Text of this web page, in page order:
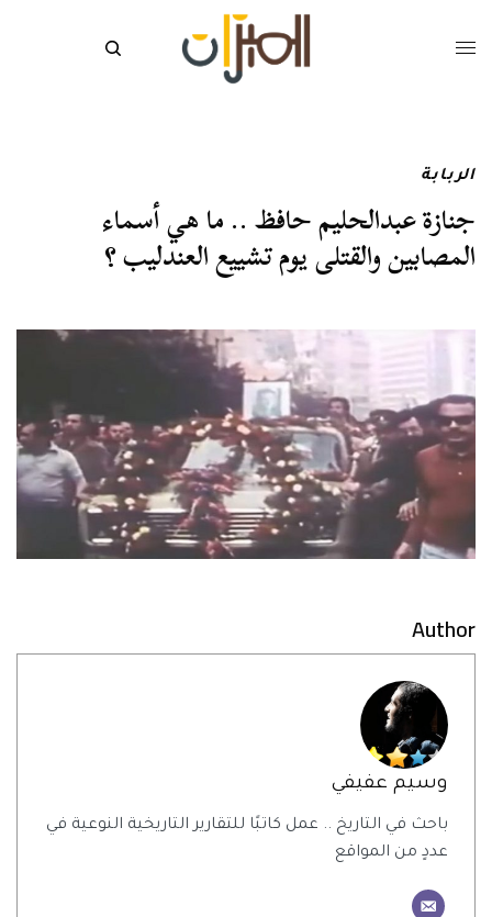
الربابة
جنازة عبدالحليم حافظ .. ما هي أسماء
المصابين والقتلى يوم تشييع العندليب ؟
Author
وسيم عفيفي
باحث في التاريخ .. عمل كاتبًا للتقارير التاريخية النوعية في
عددٍ من المواقع